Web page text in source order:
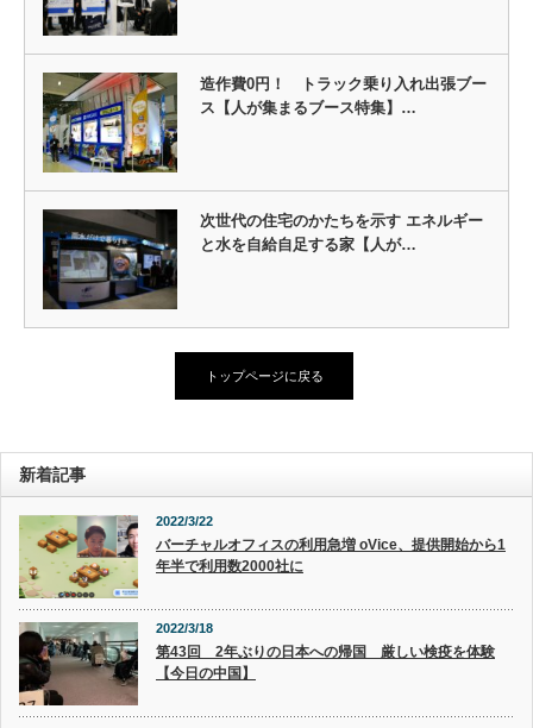
造作費0円！ トラック乗り入れ出張ブー
ス【人が集まるブース特集】…
次世代の住宅のかたちを示す エネルギー
と水を自給自足する家【人が…
トップページに戻る
新着記事
2022/3/22
バーチャルオフィスの利用急増 oVice、提供開始から1
年半で利用数2000社に
2022/3/18
第43回 2年ぶりの日本への帰国 厳しい検疫を体験
【今日の中国】